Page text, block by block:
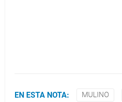
EN ESTA NOTA: MULINO